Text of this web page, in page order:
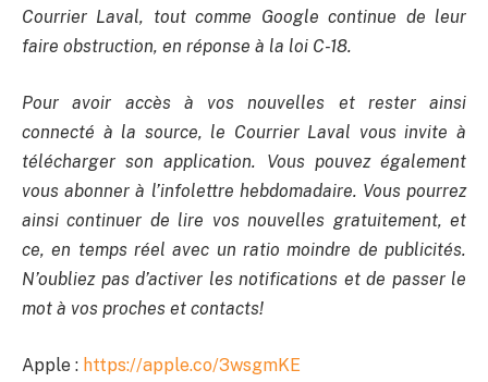
Courrier Laval, tout comme Google continue de leur
faire obstruction, en réponse à la loi C-18.
Pour avoir accès à vos nouvelles et rester ainsi
connecté à la source, le Courrier Laval vous invite à
télécharger son application. Vous pouvez également
vous abonner à l’infolettre hebdomadaire. Vous pourrez
ainsi continuer de lire vos nouvelles gratuitement, et
ce, en temps réel avec un ratio moindre de publicités.
N’oubliez pas d’activer les notifications et de passer le
mot à vos proches et contacts!
Apple : https://apple.co/3wsgmKE